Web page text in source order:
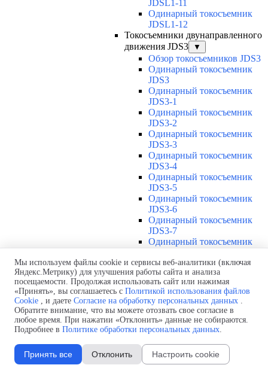
JDSL1-11
Одинарный токосъемник
JDSL1-12
Токосъемники двунаправленного
движения JDS3
▼
Обзор токосъемников JDS3
Одинарный токосъемник
JDS3
Одинарный токосъемник
JDS3-1
Одинарный токосъемник
JDS3-2
Одинарный токосъемник
JDS3-3
Одинарный токосъемник
JDS3-4
Одинарный токосъемник
JDS3-5
Одинарный токосъемник
JDS3-6
Одинарный токосъемник
JDS3-7
Одинарный токосъемник
Одинарный токосъемник
JDS3-9
Одинарный токосъемник
JDS3-10
Одинарный токосъемник
JDS3-11
Одинарный токосъемник
Соединения U12
Защитная оболочка для
Мы используем файлы cookie и сервисы веб-аналитики (включая
Яндекс.Метрику) для улучшения работы сайта и анализа
посещаемости. Продолжая использовать сайт или нажимая
«Принять», вы соглашаетесь с Политикой использования файлов
Cookie , и даете Согласие на обработку персональных данных .
Обратите внимание, что вы можете отозвать свое согласие в
любое время. При нажатии «Отклонить» данные не собираются.
Подробнее в Политике обработки персональных данных.
Принять все Отклонить Настроить cookie